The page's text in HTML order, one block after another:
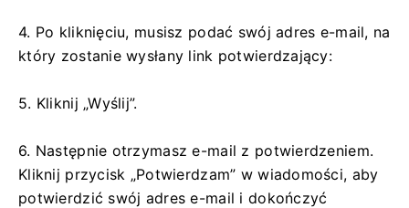
4. Po kliknięciu, musisz podać swój adres e-mail, na
który zostanie wysłany link potwierdzający:
5. Kliknij „Wyślij”.
6. Następnie otrzymasz e-mail z potwierdzeniem.
Kliknij przycisk „Potwierdzam” w wiadomości, aby
potwierdzić swój adres e-mail i dokończyć